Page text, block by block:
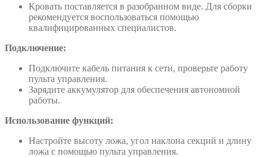
Кровать поставляется в разобранном виде. Для сборки
рекомендуется воспользоваться помощью
квалифицированных специалистов.
Подключение:
Подключите кабель питания к сети, проверьте работу
пульта управления.
Зарядите аккумулятор для обеспечения автономной
работы.
Использование функций:
Настройте высоту ложа, угол наклона секций и длину
ложа с помощью пульта управления.